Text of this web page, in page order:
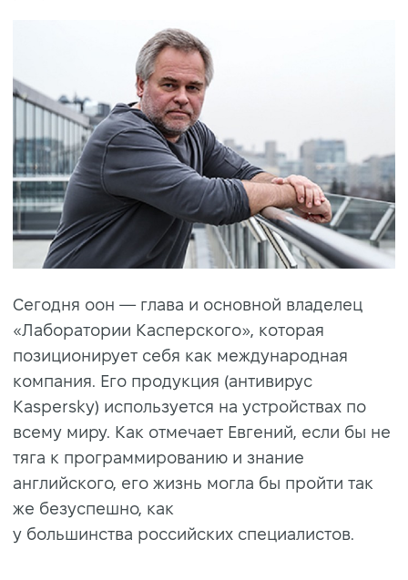
Сегодня оон — глава и основной владелец
«Лаборатории Касперского», которая
позиционирует себя как международная
компания. Его продукция (антивирус
Kaspersky) используется на устройствах по
всему миру. Как отмечает Евгений, если бы не
тяга к программированию и знание
английского, его жизнь могла бы пройти так
же безуспешно, как
у большинства российских специалистов.